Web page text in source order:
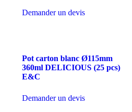
Demander un devis
Pot carton blanc Ø115mm
360ml DELICIOUS (25 pcs)
E&C
Demander un devis